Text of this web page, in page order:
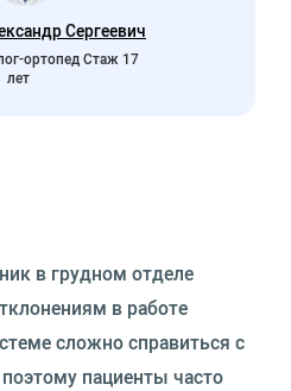
Сергеевич
ортопед Стаж 17
лет
в грудном отделе
в работе
сложно справиться с
пациенты часто